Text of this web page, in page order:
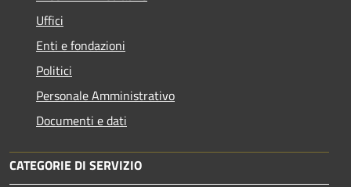
Uffici
Enti e fondazioni
Politici
Personale Amministrativo
Documenti e dati
CATEGORIE DI SERVIZIO